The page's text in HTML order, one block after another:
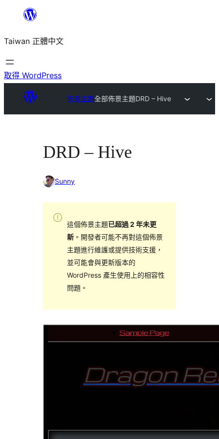
主
要
內
Taiwan 正體中文
取得 WordPress
佈景主題全部佈景主題DRD – Hive
DRD – Hive
Sunny
這個佈景主題已超過 2 年未更
新。開發者可能不再對這個佈景
主題進行維護或提供技術支援，
並可能會與更新版本的
WordPress 產生使用上的相容性
問題。